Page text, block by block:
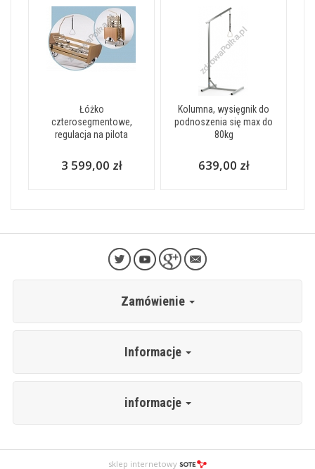
Łóżko
czterosegmentowe,
regulacja na pilota
3 599,00 zł
Kolumna, wysięgnik do
podnoszenia się max do
80kg
639,00 zł
Zamówienie
Informacje
informacje
sklep internetowy